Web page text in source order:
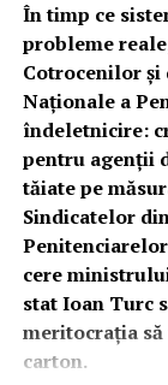
Comandantul
dreptate
oportunitate de
loc să verifice
Stoican a cerut
(ignorând
trimită poze cu
Stoican, într-o
prindă „cu
numărul
acord! În timp
Bogdan face
minte, dovedind
În timp ce
probleme
Cotrocenilor
Naționale a
îndeletnicire:
pentru agenții
tăiate pe
Sindicatelor
cere
stat Ioan Turc
meritocrația
carton.